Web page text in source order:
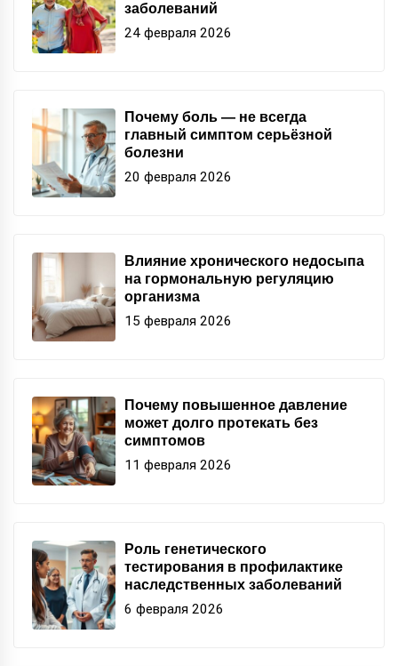
заболеваний
24 февраля 2026
Почему боль — не всегда
главный симптом серьёзной
болезни
20 февраля 2026
Влияние хронического недосыпа
на гормональную регуляцию
организма
15 февраля 2026
Почему повышенное давление
может долго протекать без
симптомов
11 февраля 2026
Роль генетического
тестирования в профилактике
наследственных заболеваний
6 февраля 2026